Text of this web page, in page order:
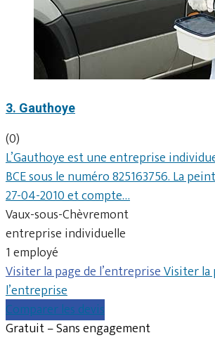
3. Gauthoye
(0)
L’Gauthoye est une entreprise
BCE sous le numéro 825163756. La
27-04-2010 et compte…
Vaux-sous-Chèvremont
entreprise individuelle
1 employé
Visiter la page de l’entrepriseVisiter la
l’entreprise
Comparer les devis
Gratuit – Sans engagement